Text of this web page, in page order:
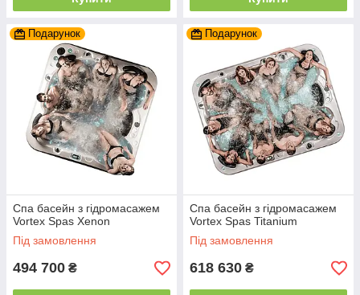
Подарунок
Спа басейн з гідромасажем
Vortex Spas Xenon
Під замовлення
494 700 ₴
Подарунок
Спа басейн з гідромасажем
Vortex Spas Titanium
Під замовлення
618 630 ₴